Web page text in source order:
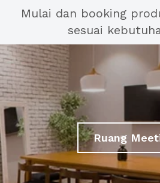
Mulai dan booking
sesuai
Ruang